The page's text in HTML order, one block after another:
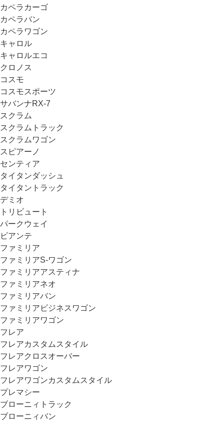
カペラカーゴ
カペラバン
カペラワゴン
キャロル
キャロルエコ
クロノス
コスモ
コスモスポーツ
サバンナRX-7
スクラム
スクラムトラック
スクラムワゴン
スピアーノ
センティア
タイタンダッシュ
タイタントラック
デミオ
トリビュート
パークウェイ
ビアンテ
ファミリア
ファミリアS-ワゴン
ファミリアアスティナ
ファミリアネオ
ファミリアバン
ファミリアビジネスワゴン
ファミリアワゴン
フレア
フレアカスタムスタイル
フレアクロスオーバー
フレアワゴン
フレアワゴンカスタムスタイル
プレマシー
ブローニィトラック
ブローニィバン